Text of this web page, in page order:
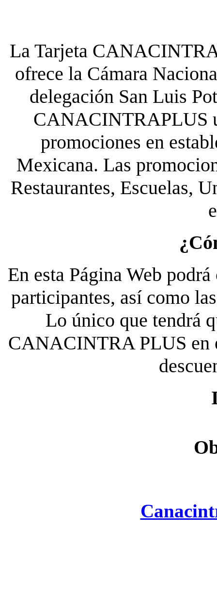
La Tarjeta
ofrece la Cámara
delegación San Luis
CANACINTRAPLUS
promociones en
Mexicana. Las
Restaurantes, Escuelas,
En esta Página Web
participantes, así como
Lo único que tendrá
CANACINTRA PLUS en